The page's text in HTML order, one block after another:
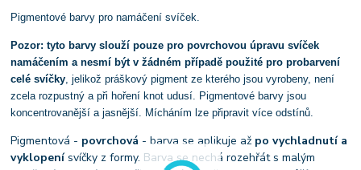
Pigmentové barvy pro namáčení svíček.
Pozor: tyto barvy slouží pouze pro povrchovou úpravu svíček
namáčením a nesmí být v žádném případě použité pro probarvení
celé svíčky, jelikož práškový pigment ze kterého jsou vyrobeny, není
zcela rozpustný a při hoření knot udusí. Pigmentové barvy jsou
koncentrovanější a jasnější. Mícháním lze připravit více odstínů.
Pigmentová - povrchová - barva se aplikuje až po vychladnutí a
vyklopenísvíčky z formy. Barva se nechá rozehřát s malým